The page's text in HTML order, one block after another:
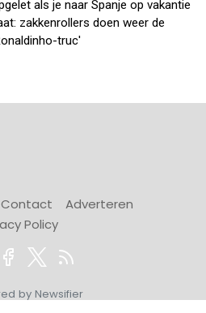
als je naar Spanje op vakantie
zakkenrollers doen weer de
truc'
Contact
Adverteren
Policy
by Newsifier